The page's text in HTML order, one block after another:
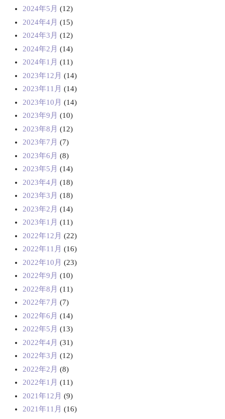
2024年5月 (12)
2024年4月 (15)
2024年3月 (12)
2024年2月 (14)
2024年1月 (11)
2023年12月 (14)
2023年11月 (14)
2023年10月 (14)
2023年9月 (10)
2023年8月 (12)
2023年7月 (7)
2023年6月 (8)
2023年5月 (14)
2023年4月 (18)
2023年3月 (18)
2023年2月 (14)
2023年1月 (11)
2022年12月 (22)
2022年11月 (16)
2022年10月 (23)
2022年9月 (10)
2022年8月 (11)
2022年7月 (7)
2022年6月 (14)
2022年5月 (13)
2022年4月 (31)
2022年3月 (12)
2022年2月 (8)
2022年1月 (11)
2021年12月 (9)
2021年11月 (16)